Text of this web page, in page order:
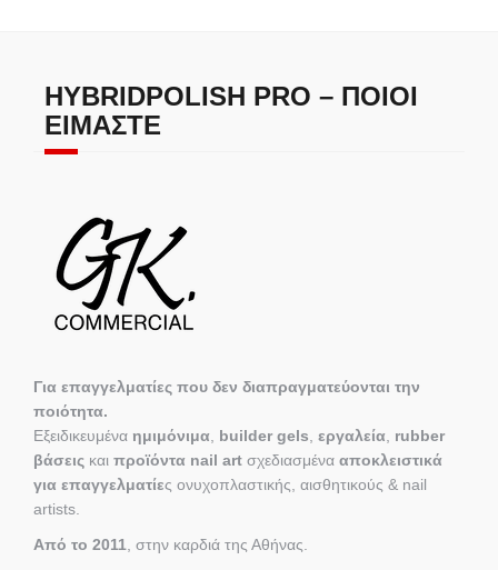
HYBRIDPOLISH PRO – ΠΟΙΟΙ
ΕΊΜΑΣΤΕ
Για επαγγελματίες που δεν διαπραγματεύονται την
ποιότητα.
Εξειδικευμένα ημιμόνιμα builder gels εργαλεία rubber
βάσεις και προϊόντα nail art σχεδιασμένα αποκλειστικά
για επαγγελματίες ονυχοπλαστικής, αισθητικούς & nail
artists.
Από το 2011 , στην καρδιά της Αθήνας.